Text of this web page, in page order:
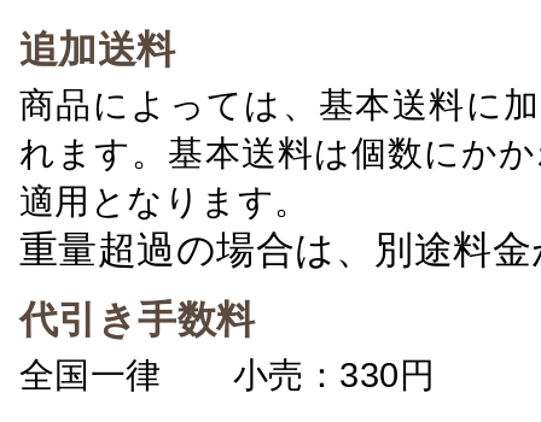
追加送料
商品によっては、基本送料に
れます。基本送料は個数にか
適用となります。
重量超過の場合は、別途料
代引き手数料
全国一律 小売：330円 卸